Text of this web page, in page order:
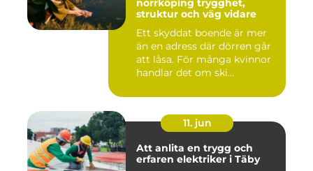
norrköping trygghet,
struktur och väg vidare
Ett skyddat boende är mer
än en adress där dörren går
att låsa. För många kvinnor
handlar det om ski...
11. jun
Att anlita en trygg och
erfaren elektriker i Täby